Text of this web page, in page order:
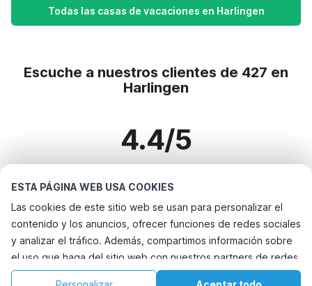
ESTA PÁGINA WEB USA COOKIES
Las cookies de este sitio web se usan para personalizar el
contenido y los anuncios, ofrecer funciones de redes sociales
y analizar el tráfico. Además, compartimos información sobre
el uso que haga del sitio web con nuestros partners de redes
sociales, publicidad y análisis web, quienes pueden
Todas las casas de vacaciones en Harlingen
Escuche a nuestros clientes de 427 en
Harlingen
4.4/5
Destinos más populares para vacaciones
Ciudades con los mejores servicios para vacaciones
Alquileres vacacionales para familias con niños bayeux